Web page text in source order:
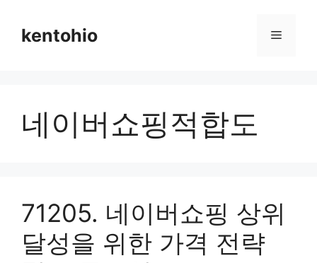
contentkentohio Menu
네이버쇼핑적합도
71205. 네이버쇼핑 상위
달성을 위한 가격 전략